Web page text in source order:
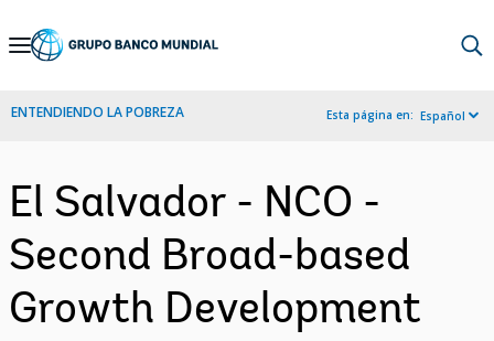
Skip
Navigation
ENTENDIENDO LA POBREZA Esta página en: Español
El Salvador - NCO -
Second Broad-based
Growth Development